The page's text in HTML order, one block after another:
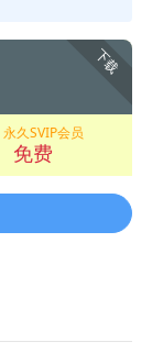
下载
永久SVIP会员
免费